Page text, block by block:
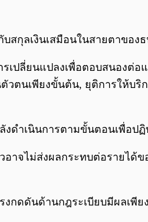
สกุลเงินเสมือนในสายตาของ
เปลี่ยนแปลงเพื่อตอบสนองต่อ
วตนเพียงขั้นต้น, ยุติการให้บริ
ดำเนินการตามขั้นตอนเพื่อป
าจไม่ส่งผลกระทบต่อรายได้ข
กดดันด้านกฎระเบียบมีผลเพีย